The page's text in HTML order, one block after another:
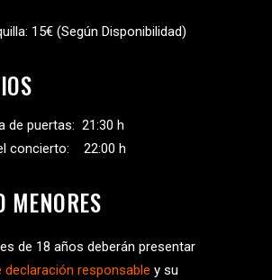
15€ (Según Disponibilidad)
de puertas: 21:30 h
concierto: 22:00 h
MENORES
de 18 años deberán presentar
declaración responsable y su